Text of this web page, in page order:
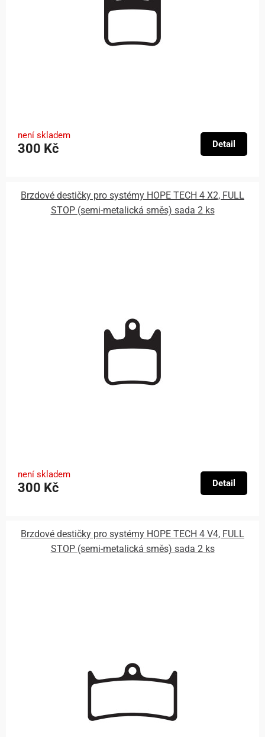
není skladem
300 Kč Detail
Brzdové destičky pro systémy HOPE TECH 4 X2, FULL
STOP (semi-metalická směs) sada 2 ks
není skladem
300 Kč Detail
Brzdové destičky pro systémy HOPE TECH 4 V4, FULL
STOP (semi-metalická směs) sada 2 ks